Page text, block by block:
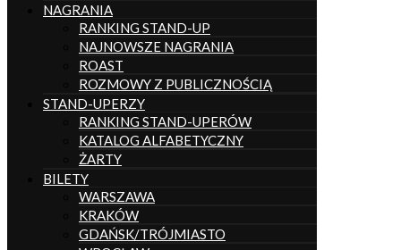
NAGRANIA
RANKING STAND-UP
NAJNOWSZE NAGRANIA
ROAST
ROZMOWY Z PUBLICZNOŚCIĄ
STAND-UPERZY
RANKING STAND-UPERÓW
KATALOG ALFABETYCZNY
ŻARTY
BILETY
WARSZAWA
KRAKÓW
GDAŃSK/TRÓJMIASTO